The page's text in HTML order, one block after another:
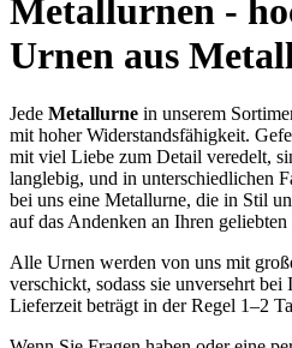
Metallurnen -
Urnen aus
Jede Metallurne in unserem
mit hoher Widerstandsfähigkeit.
mit viel Liebe zum Detail veredelt,
langlebig, und in unterschiedlichen
bei uns eine Metallurne, die in Stil
auf das Andenken an Ihren
Alle Urnen werden von uns mit
verschickt, sodass sie unversehrt
Lieferzeit beträgt in der Regel 1–2